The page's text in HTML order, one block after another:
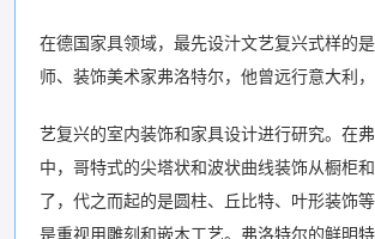
在德国家具领域，最先设汁文艺复兴式样的
师、装饰美术家弗洛特尔，他曾远行意大利
艺复兴的室内装饰和家具设计进行研究。在
中，哥特式的尖塔状和波状曲线装饰从橱柜
了，代之而起的是圆柱、丘比特、叶形装饰
是重视用雕刻和嵌木工艺。弗洛特尔的鲜明